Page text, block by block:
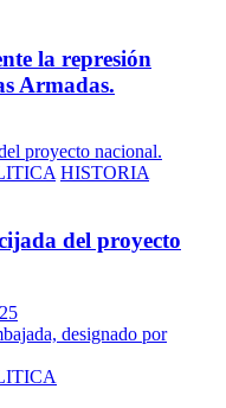
la represión
Armadas.
HISTORIA
del proyecto